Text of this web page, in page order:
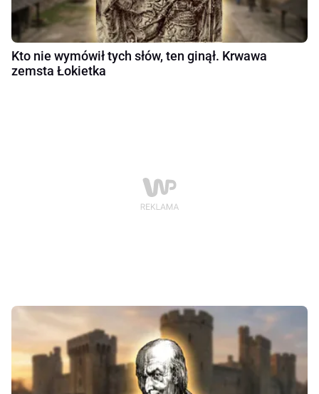
Kto nie wymówił tych słów, ten ginął. Krwawa
zemsta Łokietka